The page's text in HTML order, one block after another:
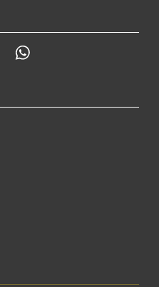
Telegram